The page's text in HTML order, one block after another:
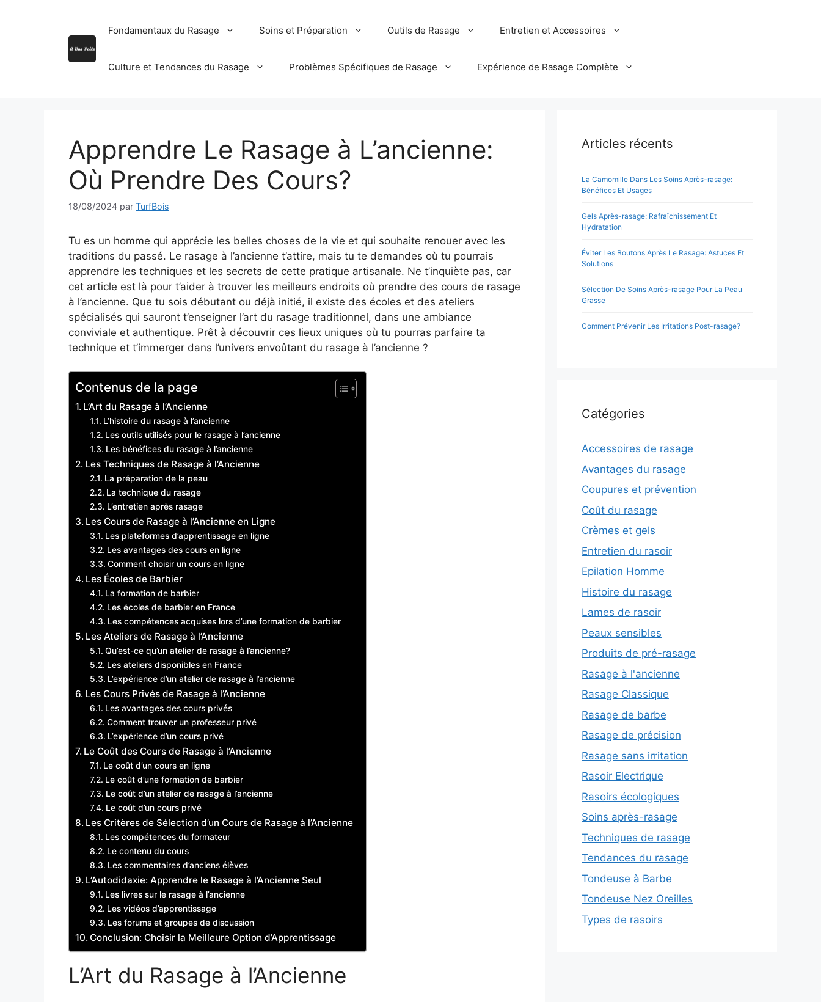
Fondamentaux du Rasage Soins et Préparation Outils de Rasage Entretien et Accessoires
Culture et Tendances du Rasage Problèmes Spécifiques de Rasage Expérience de Rasage Complète
Apprendre Le Rasage à L’ancienne:
Où Prendre Des Cours?
18/08/2024 par TurfBois
Tu es un homme qui apprécie les belles choses de la vie et qui souhaite renouer avec les
traditions du passé. Le rasage à l’ancienne t’attire, mais tu te demandes où tu pourrais
apprendre les techniques et les secrets de cette pratique artisanale. Ne t’inquiète pas, car
cet article est là pour t’aider à trouver les meilleurs endroits où prendre des cours de rasage
à l’ancienne. Que tu sois débutant ou déjà initié, il existe des écoles et des ateliers
spécialisés qui sauront t’enseigner l’art du rasage traditionnel, dans une ambiance
conviviale et authentique. Prêt à découvrir ces lieux uniques où tu pourras parfaire ta
technique et t’immerger dans l’univers envoûtant du rasage à l’ancienne ?
Contenus de la page
L’Art du Rasage à l’Ancienne
L’histoire du rasage à l’ancienne
Les outils utilisés pour le rasage à l’ancienne
Les bénéfices du rasage à l’ancienne
Les Techniques de Rasage à l’Ancienne
La préparation de la peau
La technique du rasage
L’entretien après rasage
Les Cours de Rasage à l’Ancienne en Ligne
Les plateformes d’apprentissage en ligne
Les avantages des cours en ligne
Comment choisir un cours en ligne
Les Écoles de Barbier
La formation de barbier
Les écoles de barbier en France
Les compétences acquises lors d’une formation de barbier
Les Ateliers de Rasage à l’Ancienne
Qu’est-ce qu’un atelier de rasage à l’ancienne?
Les ateliers disponibles en France
L’expérience d’un atelier de rasage à l’ancienne
Les Cours Privés de Rasage à l’Ancienne
Les avantages des cours privés
Comment trouver un professeur privé
L’expérience d’un cours privé
Le Coût des Cours de Rasage à l’Ancienne
Le coût d’un cours en ligne
Le coût d’une formation de barbier
Le coût d’un atelier de rasage à l’ancienne
Le coût d’un cours privé
Les Critères de Sélection d’un Cours de Rasage à l’Ancienne
Les compétences du formateur
Le contenu du cours
Les commentaires d’anciens élèves
L’Autodidaxie: Apprendre le Rasage à l’Ancienne Seul
Les livres sur le rasage à l’ancienne
Les vidéos d’apprentissage
Les forums et groupes de discussion
Conclusion: Choisir la Meilleure Option d’Apprentissage
L’Art du Rasage à l’Ancienne
Articles récents
La Camomille Dans Les Soins Après-rasage:
Bénéfices Et Usages
Gels Après-rasage: Rafraîchissement Et
Hydratation
Éviter Les Boutons Après Le Rasage: Astuces Et
Solutions
Sélection De Soins Après-rasage Pour La Peau
Grasse
Comment Prévenir Les Irritations Post-rasage?
Catégories
Accessoires de rasage
Avantages du rasage
Coupures et prévention
Coût du rasage
Crèmes et gels
Entretien du rasoir
Epilation Homme
Histoire du rasage
Lames de rasoir
Peaux sensibles
Produits de pré-rasage
Rasage à l'ancienne
Rasage Classique
Rasage de barbe
Rasage de précision
Rasage sans irritation
Rasoir Electrique
Rasoirs écologiques
Soins après-rasage
Techniques de rasage
Tendances du rasage
Tondeuse à Barbe
Tondeuse Nez Oreilles
Types de rasoirs